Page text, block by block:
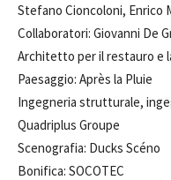
Stefano Cioncoloni, Enrico
Collaboratori: Giovanni De
Architetto per il restauro e
Paesaggio: Après la Pluie
Ingegneria strutturale,
Quadriplus Groupe
Scenografia: Ducks Scéno
Bonifica: SOCOTEC